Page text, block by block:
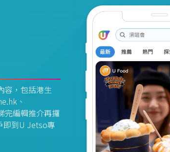
容，包括港生
、
完編輯推介再攞
即到U Jetso專